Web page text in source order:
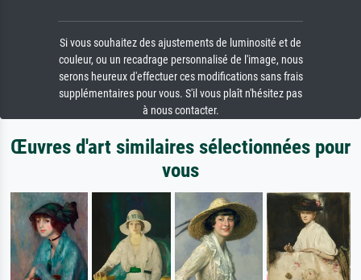
Si vous souhaitez des ajustements de luminosité et de
couleur, ou un recadrage personnalisé de l'image, nous
serons heureux d'effectuer ces modifications sans frais
supplémentaires pour vous. S'il vous plaît n'hésitez pas
à nous contacter.
Œuvres d'art similaires sélectionnées pour
vous